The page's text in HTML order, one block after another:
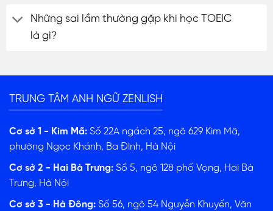
Những sai lầm thường gặp khi học TOEIC
là gì?
TRUNG TÂM ANH NGỮ ZENLISH
Cơ sở 1 - Kim Mã: Số 22A ngách 25, ngõ 629 Kim Mã,
phường Ngọc Khánh, Ba Đình, Hà Nội
Cơ sở 2 - Hai Bà Trưng: Số 5, ngõ 128 phố Vọng, Hai Bà
Trưng, Hà Nội
Cơ sở 3 - Hà Đông: Số 56, ngõ 54 Nguyễn Khuyến, Văn